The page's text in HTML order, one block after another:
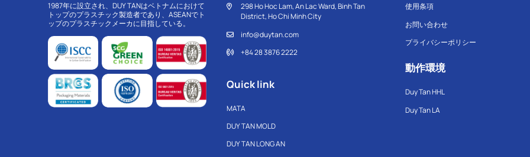
1987年に設立され、DUY TANはベトナムにおけて
トップのプラスチック製造者であり、ASEANでト
ップのプラスチックメーカに目指している。
298 Ho Hoc Lam, An Lac Ward, Binh Tan
District, Ho Chi Minh City
info@duytan.com
+84 28 3876 2222
Quick link
MATA
DUY TAN MOLD
DUY TAN LONG AN
使用条項
お問い合わせ
プライバシーポリシー
動作環境
Duy Tan HHL
Duy Tan LA